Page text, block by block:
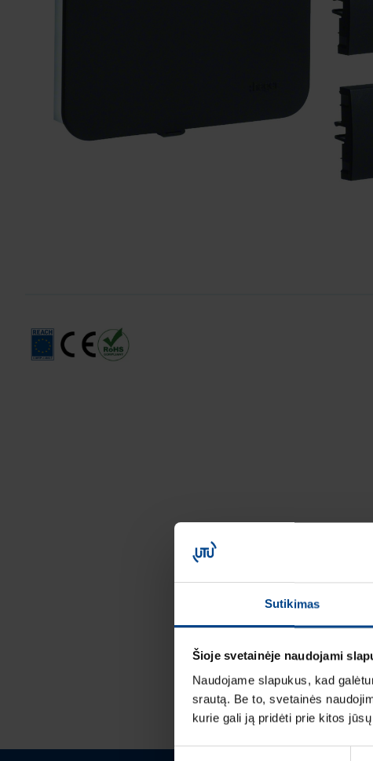
Sutikimas
Šioje svetainėje naudojami
Naudojame slapukus, kad
srautą. Be to, svetainės
kurie gali ją pridėti prie kitos